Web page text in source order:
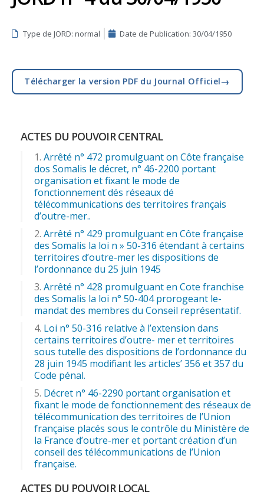
Type de JORD: normal Date de Publication: 30/04/1950
Télécharger la version PDF du Journal Officiel→
ACTES DU POUVOIR CENTRAL
Arrêté n° 472 promulguant on Côte française
dos Somalis le décret, n° 46-2200 portant
organisation et fixant le mode de
fonctionnement dés réseaux dé
télécommunications des territoires français
d’outre-mer..
Arrêté n° 429 promulguant en Côte française
des Somalis la loi n » 50-316 étendant à certains
territoires d’outre-mer les dispositions de
l’ordonnance du 25 juin 1945
Arrêté n° 428 promulguant en Cote franchise
des Somalis la loi n° 50-404 prorogeant le-
mandat des membres du Conseil représentatif.
Loi n° 50-316 relative à l’extension dans
certains territoires d’outre- mer et territoires
sous tutelle des dispositions de l’ordonnance du
28 juin 1945 modifiant les articles’ 356 et 357 du
Code pénal.
Décret n° 46-2290 portant organisation et
fixant le mode de fonctionnement des réseaux de
télécommunication des territoires de l’Union
française placés sous le contrôle du Ministère de
la France d’outre-mer et portant création d’un
conseil des télécommunications de l’Union
française.
ACTES DU POUVOIR LOCAL